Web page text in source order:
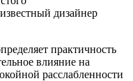
дизайнер
практичность
влияние на
расслабленности